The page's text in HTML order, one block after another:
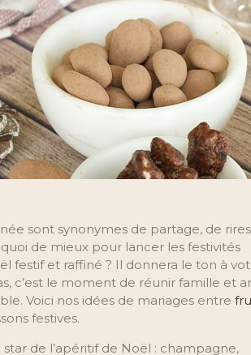
sont synonymes de partage, de
de mieux pour lancer les festivités
festif et raffiné ? Il donnera le ton à
c’est le moment de réunir famille et
Voici nos idées de mariages entre
festives.
de l’apéritif de Noël : champagne,